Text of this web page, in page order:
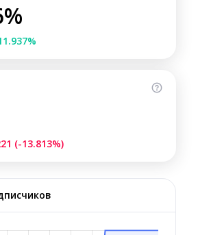
(-13.813%)